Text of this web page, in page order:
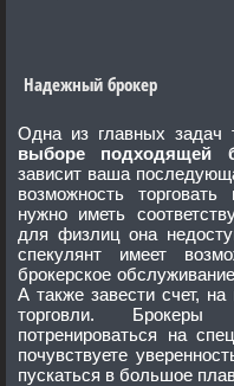
Надежный брокер
выборе подходящей
зависит ваша последующая работа на рынке. Чтобы иметь
возможность торговать на
нужно иметь соответствующую
для физлиц она недоступна. Зато любой
спекулянт имеет
брокерское
А также завести счет, на который переводятся деньги для
торговли.
потренироваться на
почувствуете уверенность, оперируя демо-счетом,
пускаться в большое